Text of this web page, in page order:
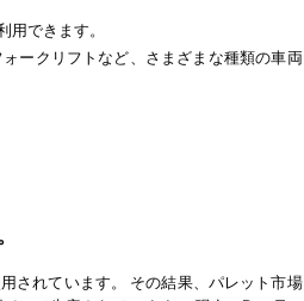
できます。
ークリフトなど、さまざまな種類の車両
されています。 その結果、パレット市場